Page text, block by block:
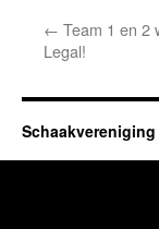
← Team 1 en 2
Legal!